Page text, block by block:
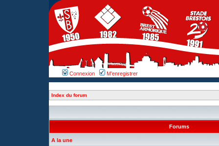
Connexion M’enregistrer
Index du forum
Forums
A la une